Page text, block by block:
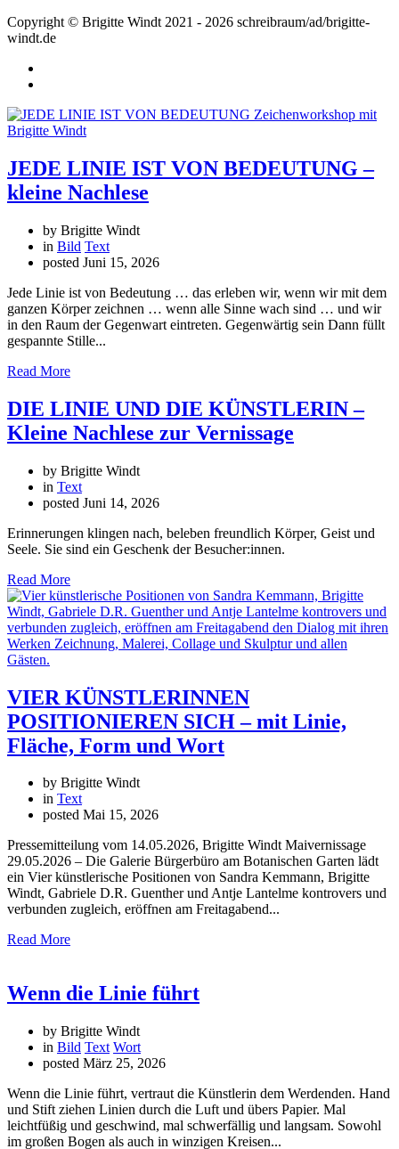
Copyright © Brigitte Windt 2021 - 2026 schreibraum/ad/brigitte-
windt.de
JEDE LINIE IST VON BEDEUTUNG –
kleine Nachlese
by Brigitte Windt
in Bild Text
posted Juni 15, 2026
Jede Linie ist von Bedeutung … das erleben wir, wenn wir mit dem
ganzen Körper zeichnen … wenn alle Sinne wach sind … und wir
in den Raum der Gegenwart eintreten. Gegenwärtig sein Dann füllt
gespannte Stille...
Read More
DIE LINIE UND DIE KÜNSTLERIN –
Kleine Nachlese zur Vernissage
by Brigitte Windt
in Text
posted Juni 14, 2026
Erinnerungen klingen nach, beleben freundlich Körper, Geist und
Seele. Sie sind ein Geschenk der Besucher:innen.
Read More
VIER KÜNSTLERINNEN
POSITIONIEREN SICH – mit Linie,
Fläche, Form und Wort
by Brigitte Windt
in Text
posted Mai 15, 2026
Pressemitteilung vom 14.05.2026, Brigitte Windt Maivernissage
29.05.2026 – Die Galerie Bürgerbüro am Botanischen Garten lädt
ein Vier künstlerische Positionen von Sandra Kemmann, Brigitte
Windt, Gabriele D.R. Guenther und Antje Lantelme kontrovers und
verbunden zugleich, eröffnen am Freitagabend...
Read More
Wenn die Linie führt
by Brigitte Windt
in Bild Text Wort
posted März 25, 2026
Wenn die Linie führt, vertraut die Künstlerin dem Werdenden. Hand
und Stift ziehen Linien durch die Luft und übers Papier. Mal
leichtfüßig und geschwind, mal schwerfällig und langsam. Sowohl
im großen Bogen als auch in winzigen Kreisen...